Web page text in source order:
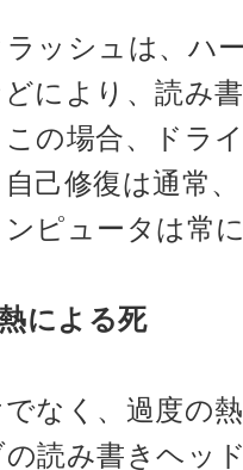
ッシュは、ハ
により、読み
の場合、ドラ
己修復は通常
ピュータは常
による死
なく、過度の
の読み書きヘッ